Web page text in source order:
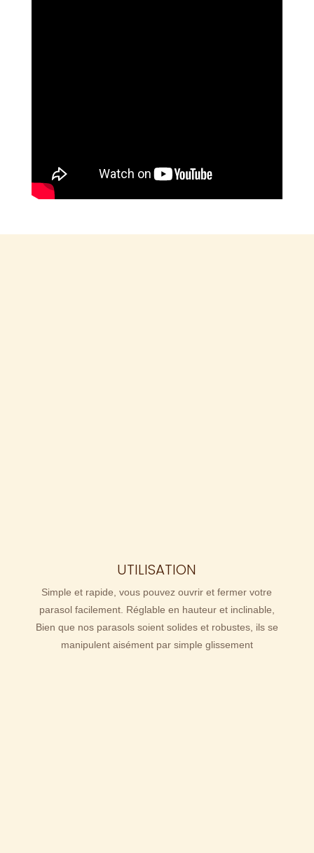
UTILISATION
Simple et rapide, vous pouvez ouvrir et fermer votre
parasol facilement. Réglable en hauteur et inclinable,
Bien que nos parasols soient solides et robustes, ils se
manipulent aisément par simple glissement